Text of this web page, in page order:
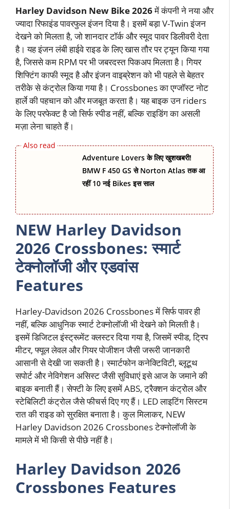
Harley Davidson New Bike 2026में कंपनी ने नया और
ज्यादा रिफाइंड पावरफुल इंजन दिया है। इसमें बड़ा V-Twin इंजन
देखने को मिलता है, जो शानदार टॉर्क और स्मूद पावर डिलीवरी देता
है। यह इंजन लंबी हाईवे राइड के लिए खास तौर पर ट्यून किया गया
है, जिससे कम RPM पर भी जबरदस्त पिकअप मिलता है। गियर
शिफ्टिंग काफी स्मूद है और इंजन वाइब्रेशन को भी पहले से बेहतर
तरीके से कंट्रोल किया गया है। Crossbones का एग्जॉस्ट नोट
हार्ले की पहचान को और मजबूत करता है। यह बाइक उन riders
के लिए परफेक्ट है जो सिर्फ स्पीड नहीं, बल्कि राइडिंग का असली
मज़ा लेना चाहते हैं।
Adventure Lovers के लिए खुशखबरी!
BMW F 450 GS से Norton Atlas तक आ
रहीं 10 नई Bikes इस साल
NEW Harley Davidson
2026 Crossbones: स्मार्ट
टेक्नोलॉजी और एडवांस
Features
Harley-Davidson 2026 Crossbones में सिर्फ पावर ही
नहीं, बल्कि आधुनिक स्मार्ट टेक्नोलॉजी भी देखने को मिलती है।
इसमें डिजिटल इंस्ट्रूमेंट क्लस्टर दिया गया है, जिसमें स्पीड, ट्रिप
मीटर, फ्यूल लेवल और गियर पोजीशन जैसी जरूरी जानकारी
आसानी से देखी जा सकती है। स्मार्टफोन कनेक्टिविटी, ब्लूटूथ
सपोर्ट और नेविगेशन असिस्ट जैसी सुविधाएं इसे आज के जमाने की
बाइक बनाती हैं। सेफ्टी के लिए इसमें ABS, ट्रैक्शन कंट्रोल और
स्टेबिलिटी कंट्रोल जैसे फीचर्स दिए गए हैं। LED लाइटिंग सिस्टम
रात की राइड को सुरक्षित बनाता है। कुल मिलाकर, NEW
Harley Davidson 2026 Crossbones टेक्नोलॉजी के
मामले में भी किसी से पीछे नहीं है।
Harley Davidson 2026
Crossbones Features